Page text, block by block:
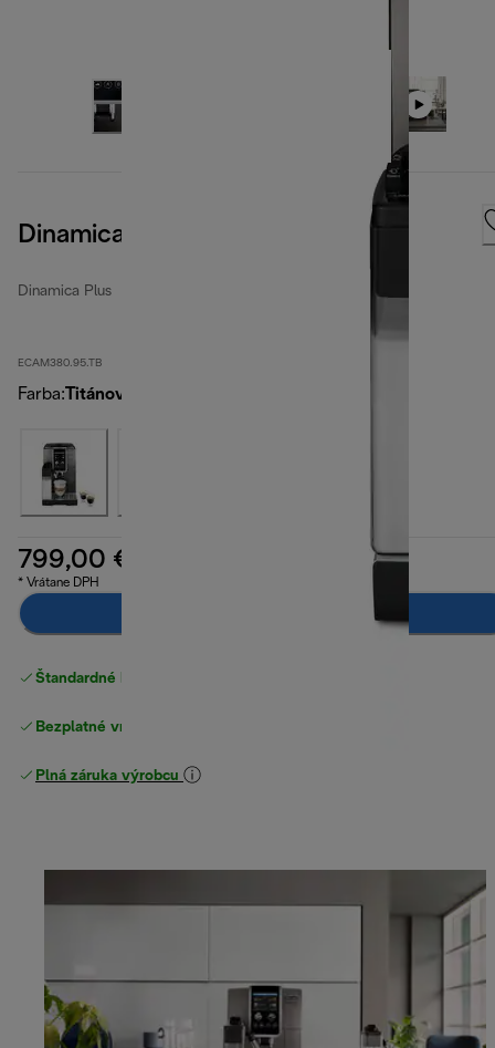
Dinamica Plus
Dinamica Plus
ECAM380.95.TB
Farba: Titánová čierna
799,00 €
* Vrátane DPH
Štandardné bezplatné doručenie
Bezplatné vrátenie tovaru
Plná záruka výrobcu